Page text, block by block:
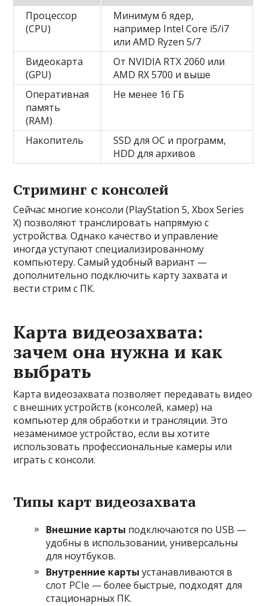
Процессор
(CPU)
Минимум 6 ядер,
например Intel Core i5/i7
или AMD Ryzen 5/7
Видеокарта
(GPU)
От NVIDIA RTX 2060 или
AMD RX 5700 и выше
Оперативная
память
(RAM)
Не менее 16 ГБ
Накопитель
SSD для ОС и программ,
HDD для архивов
Стриминг с консолей
Сейчас многие консоли (PlayStation 5, Xbox Series
X) позволяют транслировать напрямую с
устройства. Однако качество и управление
иногда уступают специализированному
компьютеру. Самый удобный вариант —
дополнительно подключить карту захвата и
вести стрим с ПК.
Карта видеозахвата:
зачем она нужна и как
выбрать
Карта видеозахвата позволяет передавать видео
с внешних устройств (консолей, камер) на
компьютер для обработки и трансляции. Это
незаменимое устройство, если вы хотите
использовать профессиональные камеры или
играть с консоли.
Типы карт видеозахвата
Внешние карты подключаются по USB —
удобны в использовании, универсальны
для ноутбуков.
Внутренние карты устанавливаются в
слот PCIe — более быстрые, подходят для
стационарных ПК.